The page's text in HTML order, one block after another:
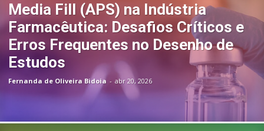
Media Fill (APS) na Indústria
Farmacêutica: Desafios Críticos e
Erros Frequentes no Desenho de
Estudos
Fernanda de Oliveira Bidoia - abr 20, 2026